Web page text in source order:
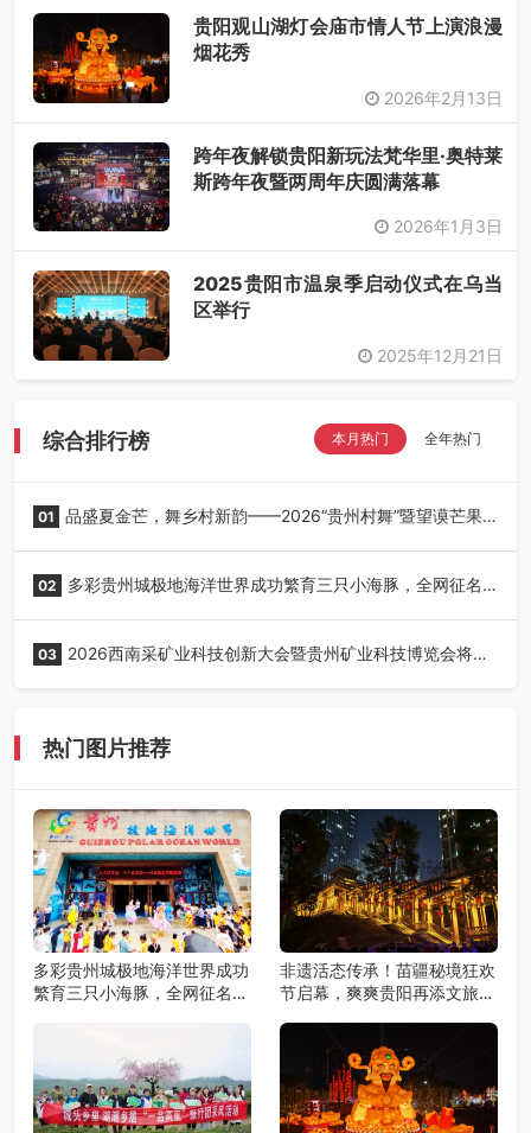
贵阳观山湖灯会庙市情人节上演浪漫
烟花秀
2026年2月13日
跨年夜解锁贵阳新玩法梵华里·奥特莱
斯跨年夜暨两周年庆圆满落幕
2026年1月3日
2025贵阳市温泉季启动仪式在乌当
区举行
2025年12月21日
综合排行榜 本月热门 全年热门
01 品盛夏金芒，舞乡村新韵——2026“贵州村舞”暨望谟芒果
02 多彩贵州城极地海洋世界成功繁育三只小海豚，全网征名
03 2026西南采矿业科技创新大会暨贵州矿业科技博览会将在
热门图片推荐
多彩贵州城极地海洋世界成功
繁育三只小海豚，全网征名正
非遗活态传承！苗疆秘境狂欢
节启幕，爽爽贵阳再添文旅新